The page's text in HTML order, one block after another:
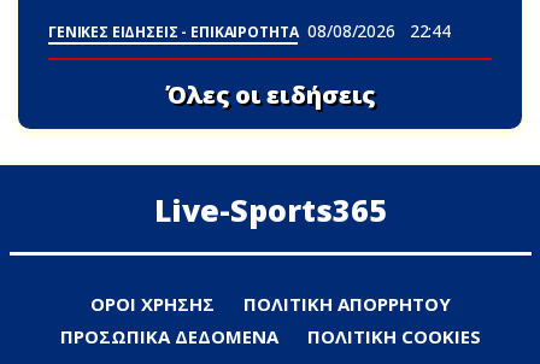
ΓΕΝΙΚΕΣ ΕΙΔΗΣΕΙΣ - ΕΠΙΚΑΙΡΟΤΗΤΑ 08/08/2026 22:44
Όλες οι ειδήσεις
Live-Sports365
ΟΡΟΙ ΧΡΗΣΗΣ
ΠΟΛΙΤΙΚΗ ΑΠΟΡΡΗΤΟΥ
ΠΡΟΣΩΠΙΚΑ ΔΕΔΟΜΕΝΑ
ΠΟΛΙΤΙΚΗ COOKIES